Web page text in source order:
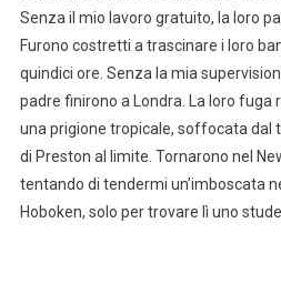
Senza il mio lavoro gratuito, la loro
Furono costretti a trascinare i loro
quindici ore. Senza la mia
padre finirono a Londra. La loro
una prigione tropicale, soffocata dal
di Preston al limite. Tornarono nel
tentando di tendermi un’imboscata
Hoboken, solo per trovare lì uno